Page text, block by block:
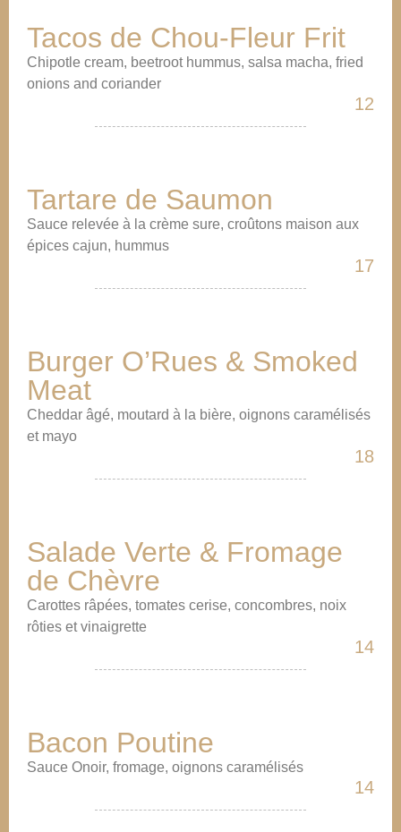
Tacos de Chou-Fleur Frit
Chipotle cream, beetroot hummus, salsa macha, fried
onions and coriander
12
Tartare de Saumon
Sauce relevée à la crème sure, croûtons maison aux
épices cajun, hummus
17
Burger O’Rues & Smoked
Meat
Cheddar âgé, moutard à la bière, oignons caramélisés
et mayo
18
Salade Verte & Fromage
de Chèvre
Carottes râpées, tomates cerise, concombres, noix
rôties et vinaigrette
14
Bacon Poutine
Sauce Onoir, fromage, oignons caramélisés
14